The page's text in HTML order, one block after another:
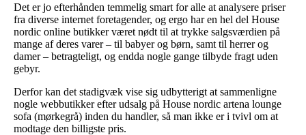
Det er jo efterhånden temmelig smart for alle at analysere priser
fra diverse internet foretagender, og ergo har en hel del House
nordic online butikker været nødt til at trykke salgsværdien på
mange af deres varer – til babyer og børn, samt til herrer og
damer – betragteligt, og endda nogle gange tilbyde fragt uden
gebyr.
Derfor kan det stadigvæk vise sig udbytterigt at sammenligne
nogle webbutikker efter udsalg på House nordic artena lounge
sofa (mørkegrå) inden du handler, så man ikke er i tvivl om at
modtage den billigste pris.